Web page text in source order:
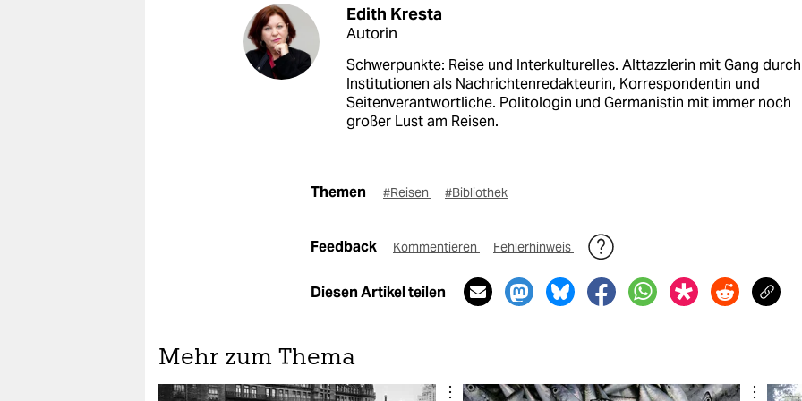
Edith Kresta
Autorin
Schwerpunkte: Reise und Interkulturelles. Alttazzlerin mit Gang
Institutionen als Nachrichtenredakteurin, Korrespondentin und
Seitenverantwortliche. Politologin und Germanistin mit immer noch
großer Lust am Reisen.
Themen #Reisen #Bibliothek
Feedback Kommentieren Fehlerhinweis
Diesen Artikel teilen
Mehr zum Thema